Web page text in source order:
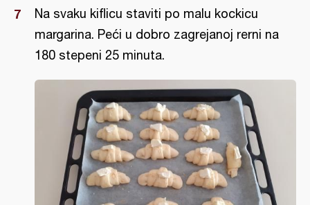
Na svaku kiflicu staviti po malu kockicu
margarina. Peći u dobro zagrejanoj rerni na
180 stepeni 25 minuta.